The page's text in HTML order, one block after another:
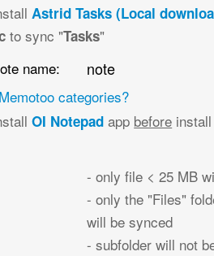
Astrid Tasks (Local
to sync "Tasks"
name:
note
categories?
OI Notepad app before
- only file < 25 MB
- only the "Files"
will be synced
- subfolder will not